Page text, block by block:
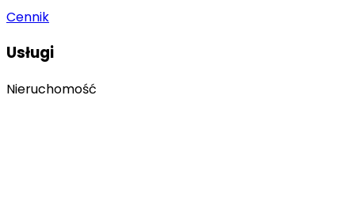
Cennik
Usługi
Nieruchomość